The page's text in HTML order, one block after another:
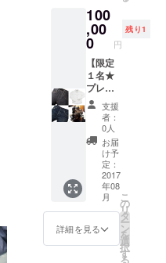
バスト
囲
104cm
袖丈
66cm
100
,00
0 円
残り1
【限定
１名★
プレミ
アムコ
ンプ
リート
セッ
ト】
（ジー
ンズ２
本＋
シャツ
１枚＋
ジーン
ズ制作
支援
者：
0人
お届
け予
定：
2017
年08
月
詳細を見る
こ
の
リ
タ
ー
ン
を
選
択
す
る